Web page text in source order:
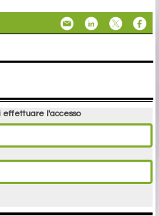
effettuare l'accesso